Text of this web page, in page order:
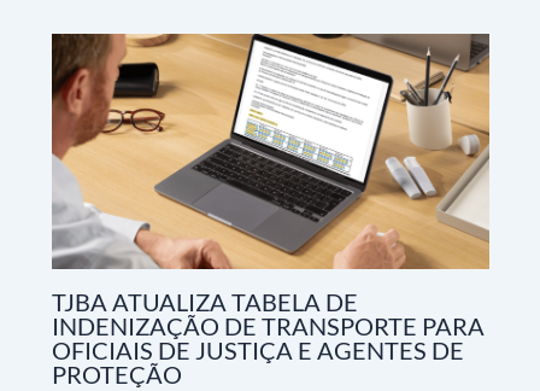
TJBA ATUALIZA TABELA DE
INDENIZAÇÃO DE TRANSPORTE PARA
OFICIAIS DE JUSTIÇA E AGENTES DE
PROTEÇÃO